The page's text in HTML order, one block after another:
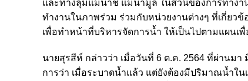
และทางลุ่มแม่น้ำชี แม่น้ำมูล ในส่วนของการทำง
ทำงานในภาพร่วม ร่วมกับหน่วยงานต่างๆ ที่เกี่ยว
เพื่อทำหน้าที่บริหารจัดการน้ำ ให้เป็นไปตามแผน
นายสุรสีห์ กล่าวว่า เมื่อวันที่ 6 ต.ค. 2564 ที่ผ่านม
การว่า เมื่อระบาดน้ำแล้ว แต่ยังต้องมีปริมาณน้ำใ